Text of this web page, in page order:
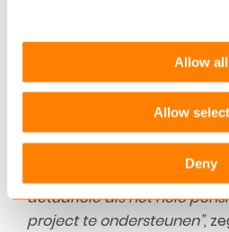
Allow all
Allow
Deny
gefocuste klant met
Keylane heeft de oplossing,
, zegt Mads
Keylane.
“We waarderen het
breiden, en we kijken
actuariële als het hele
project te ondersteunen”,